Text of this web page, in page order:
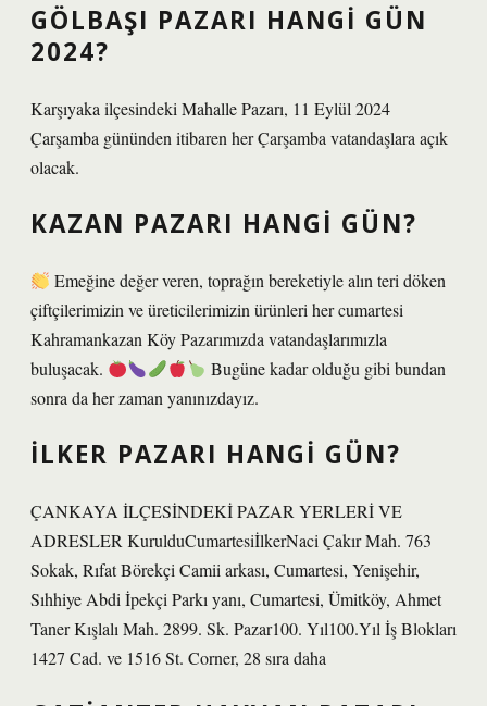
GÖLBAŞI PAZARI HANGI GÜN
2024?
Karşıyaka ilçesindeki Mahalle Pazarı, 11 Eylül 2024
Çarşamba gününden itibaren her Çarşamba vatandaşlara açık
olacak.
KAZAN PAZARI HANGI GÜN?
Emeğine değer veren, toprağın bereketiyle alın teri döken
çiftçilerimizin ve üreticilerimizin ürünleri her cumartesi
Kahramankazan Köy Pazarımızda vatandaşlarımızla
buluşacak.
Bugüne kadar olduğu gibi bundan
sonra da her zaman yanınızdayız.
İLKER PAZARI HANGI GÜN?
ÇANKAYA İLÇESİNDEKİ PAZAR YERLERİ VE
ADRESLER KurulduCumartesiİlkerNaci Çakır Mah. 763
Sokak, Rıfat Börekçi Camii arkası, Cumartesi, Yenişehir,
Sıhhiye Abdi İpekçi Parkı yanı, Cumartesi, Ümitköy, Ahmet
Taner Kışlalı Mah. 2899. Sk. Pazar100. Yıl100.Yıl İş Blokları
1427 Cad. ve 1516 St. Corner, 28 sıra daha